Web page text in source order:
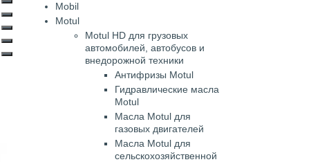
Mobil
Motul
Motul HD для грузовых
автомобилей, автобусов и
внедорожной техники
Антифризы Motul
Гидравлические масла
Motul
Масла Motul для
газовых двигателей
Масла Motul для
сельскохозяйственной